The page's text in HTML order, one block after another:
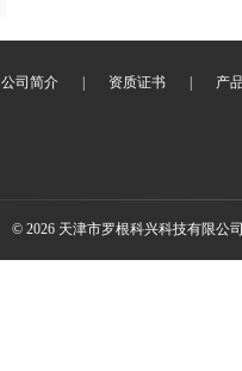
公司简介 资质证书 产
© 2026 天津市罗根科兴科技有限公